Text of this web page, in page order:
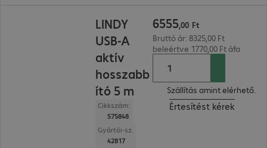
LINDY
USB-A
aktív
hosszabb
ító 5 m
Cikkszám:
575848
Gyártói-sz.
42817
6555,00 Ft
Bruttó ár: 8325,00 Ft
beleértve 1770,00 Ft áfa
Szállítás amint elérhető.
Értesítést kérek